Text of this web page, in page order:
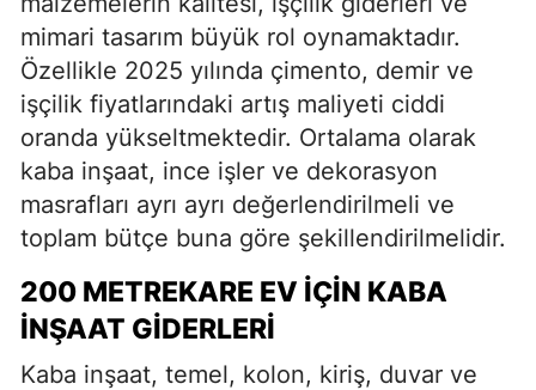
mimari tasarım büyük rol oynamaktadır.
Özellikle 2025 yılında çimento, demir ve
işçilik fiyatlarındaki artış maliyeti ciddi
oranda yükseltmektedir. Ortalama olarak
kaba inşaat, ince işler ve dekorasyon
masrafları ayrı ayrı değerlendirilmeli ve
toplam bütçe buna göre şekillendirilmelidir.
200 METREKARE EV İÇIN KABA
İNŞAAT GIDERLERI
Kaba inşaat, temel, kolon, kiriş, duvar ve